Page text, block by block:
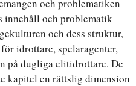
och problematiken
innehåll och problematik
och dess struktur,
idrottare, spelaragenter,
på dugliga elitidrottare. De
kapitel en rättslig dimension